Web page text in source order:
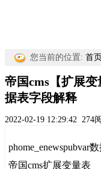
您当前的位置: 首页
帝国cms【扩展变
据表字段解释
2022-02-19 12:29:42 274
phome_enewspubvar
帝国cms扩展变量表